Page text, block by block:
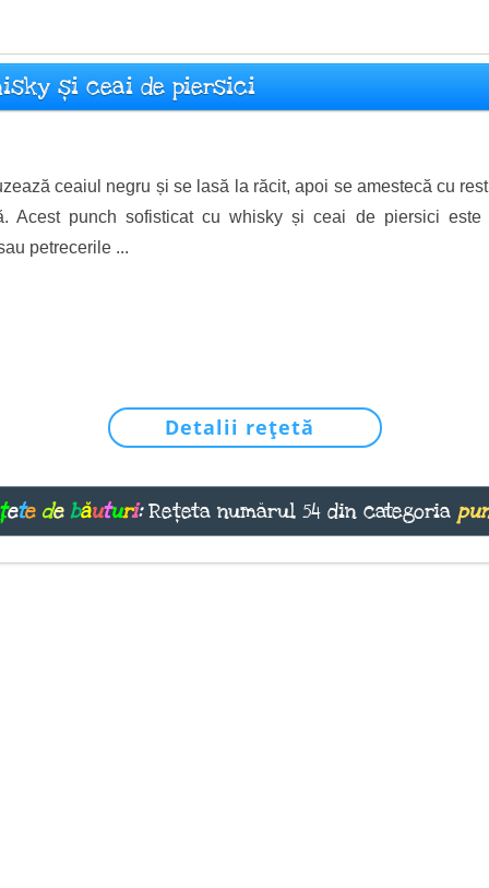
și ceai de piersici
ceaiul negru și se lasă la răcit, apoi se amestecă cu
Acest punch sofisticat cu whisky și ceai de piersici
petrecerile ...
Detalii rețetă
ete de băuturi:Rețeta numărul 54 din categoria